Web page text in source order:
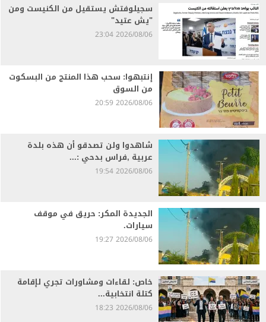
سجيلوفتش يستقيل من الكنيست ومن
"يش عتيد"
2026/08/06 23:04
إنتبهوا: سحب هذا المنتج من البسكوت
من السوق
2026/08/06 20:59
شاهدوا ولن تصدقو أن هذه بلدة
عربية ,فراس بدحي :...
2026/08/06 19:54
الجديدة المكر: حريق في موقف
سيارات.
2026/08/06 19:27
خاص: لقاءات ومشاورات تجري لإقامة
كتلة انتخابية...
2026/08/06 18:23